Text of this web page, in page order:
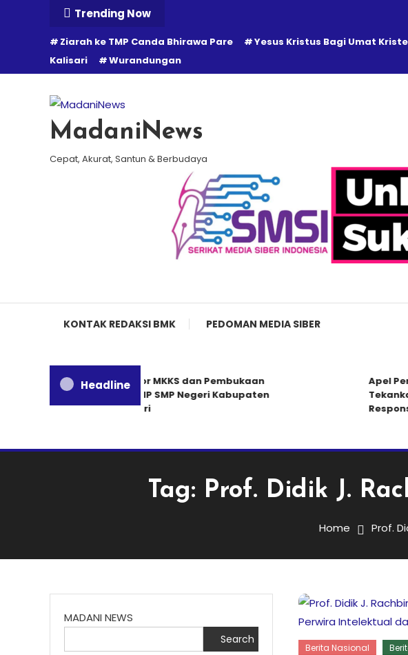
Trending Now
Ziarah ke TMP Canda Bhirawa Pare Yesus Kristus Bagi Umat
Kalisari
Wurandungan
MadaniNews
Cepat, Akurat, Santun & Berbudaya
KONTAK REDAKSI BMK PEDOMAN MEDIA SIBER
HeadlineRakor MKKS dan Pembukaan
MGMP SMP Negeri Kabupaten
Kediri
Apel
Respons
Tag: Prof. Didik J.
Home Prof.
Berita Nasional
MADANI NEWS
Search